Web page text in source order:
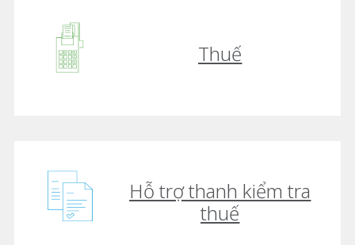
Thuế
Hỗ trợ thanh kiểm tra
thuế